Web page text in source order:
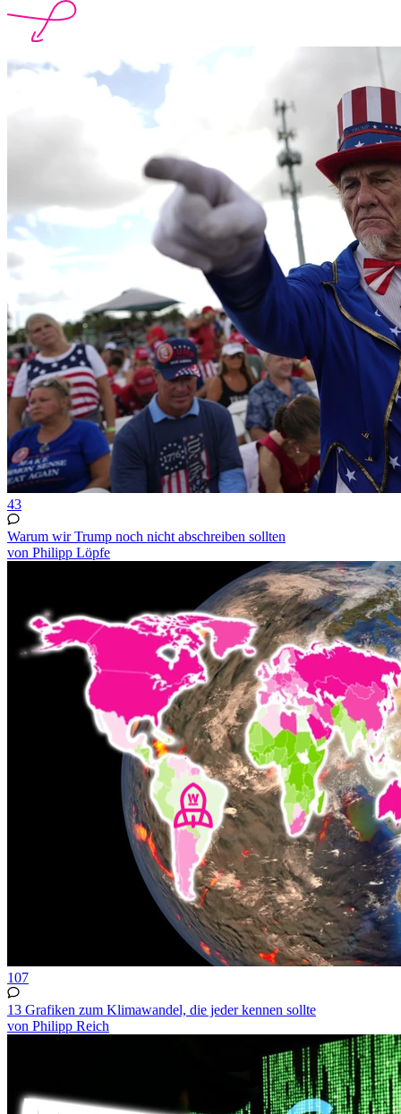
43
Warum wir Trump noch nicht abschreiben sollten
von Philipp Löpfe
107
13 Grafiken zum Klimawandel, die jeder kennen sollte
von Philipp Reich